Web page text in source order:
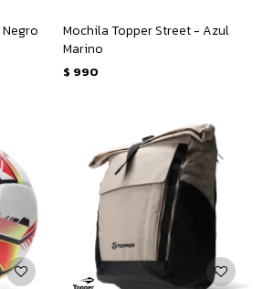
Mochila Topper Street - Azul
Marino
$ 990